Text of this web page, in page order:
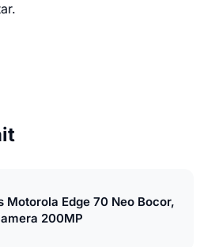
Motorola Edge 70 Neo Bocor,
200MP